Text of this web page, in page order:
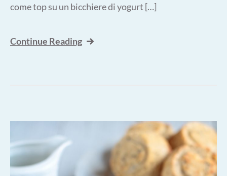
come top su un bicchiere di yogurt […]
Continue Reading